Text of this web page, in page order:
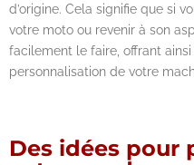
d’origine. Cela signifie que si
votre moto ou revenir à son
facilement le faire, offrant
personnalisation de votre
Des idées pour